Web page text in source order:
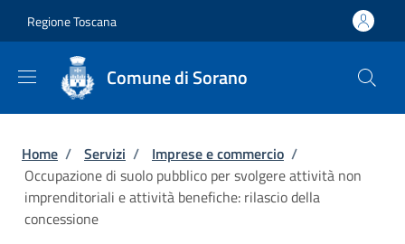
Regione Toscana
Comune di Sorano
Briciole di pane
Home / Servizi / Imprese e commercio /
Occupazione di suolo pubblico per svolgere attività non
imprenditoriali e attività benefiche: rilascio della
concessione